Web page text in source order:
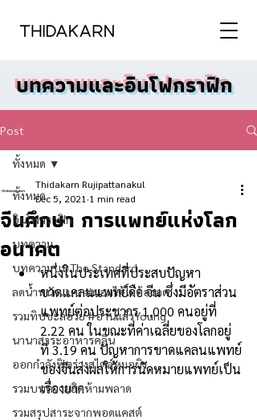
บทความและอินโฟกราฟิก
Post
ทั้งหมด
อินโฟกราฟิก
บทความ
บทความบน The Standard
ลดน้ำหนักแบบ #ผอมได้ไม่ต้องอด
รวมทิปชะลอวัย #อ่านแล้วYoung
นานาสาระอาหารคลีน
ออกกำลังฟิตร่างสไตล์หมอผิง
รวมบทความฮิตห้ามพลาด
รวมสรุปสาระจากพอดแคสต์
ทั้งหมด
จีนศึกษา การแพทย์แห่งโลก
อนาคต
Thidakarn Rujipattanakul
Dec 5, 2021 1 min read
หนึ่งในประเทศที่ประสบปัญหา
ขาดแคลนแพทย์คือ จีน ซึ่งมีอัตราส่วน
แพทย์ต่อประชากร 1,000 คนอยู่ที่
2.22 คน ในขณะที่ค่าเฉลี่ยของโลกอยู่
ที่ 3.19 คน ปัญหาการขาดแคลนแพทย์
ของจีนส่งผลให้การนัดหมายแพทย์เป็น
เรื่องยาก